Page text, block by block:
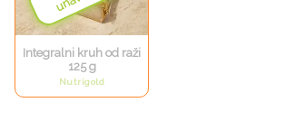
Integralni kruh od raži
125 g
Nutrigold